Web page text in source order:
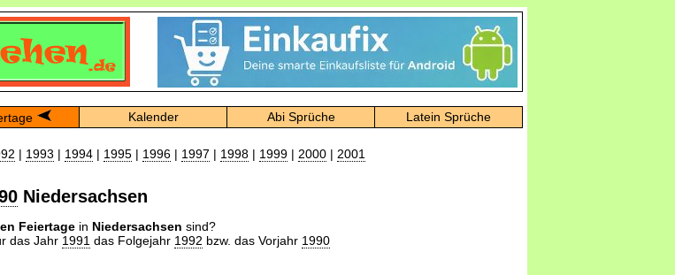
Kalender Abi Sprüche Latein Sprüche
| 1993 | 1994 | 1995 | 1996 | 1997 | 1998 | 1999 | 2000 | 2001
Niedersachsen
Feiertage in Niedersachsen sind?
das Jahr 1991 das Folgejahr 1992 bzw. das Vorjahr 1990